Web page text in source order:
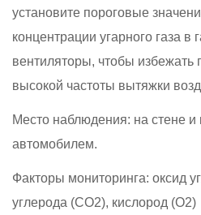
установите пороговые
концентрации угарного газа в
вентиляторы, чтобы избежать
высокой частоты вытяжки
Место наблюдения: на стене и
автомобилем.
Факторы мониторинга: оксид
углерода (CO2), кислород (O2)